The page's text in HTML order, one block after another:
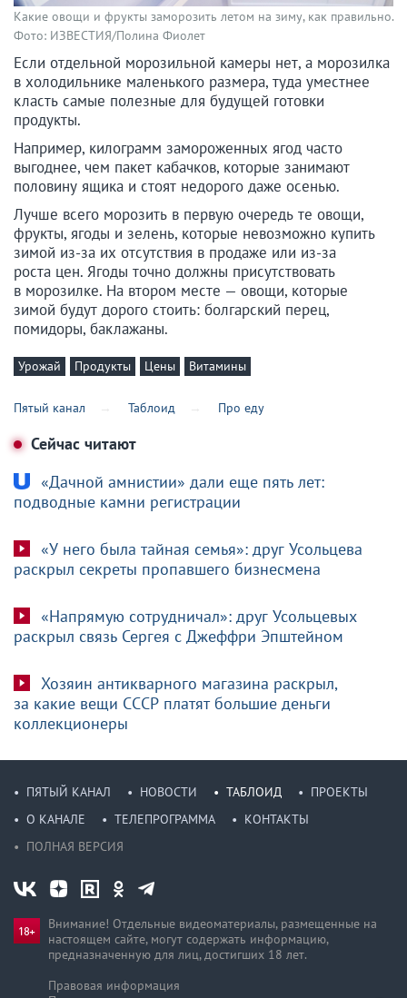
Какие овощи и фрукты заморозить летом на зиму, как правильно.
Фото: ИЗВЕСТИЯ/Полина Фиолет
Если отдельной морозильной камеры нет, а морозилка
в холодильнике маленького размера, туда уместнее
класть самые полезные для будущей готовки
продукты.
Например, килограмм замороженных ягод часто
выгоднее, чем пакет кабачков, которые занимают
половину ящика и стоят недорого даже осенью.
Лучше всего морозить в первую очередь те овощи,
фрукты, ягоды и зелень, которые невозможно купить
зимой из-за их отсутствия в продаже или из-за
роста цен. Ягоды точно должны присутствовать
в морозилке. На втором месте — овощи, которые
зимой будут дорого стоить: болгарский перец,
помидоры, баклажаны.
Урожай Продукты Цены Витамины
Пятый канал Таблоид Про еду
Сейчас читают
«Дачной амнистии» дали еще пять лет:
подводные камни регистрации
«У него была тайная семья»: друг Усольцева
раскрыл секреты пропавшего бизнесмена
«Напрямую сотрудничал»: друг Усольцевых
раскрыл связь Сергея с Джеффри Эпштейном
Хозяин антикварного магазина раскрыл,
за какие вещи СССР платят большие деньги
коллекционеры
ПЯТЫЙ КАНАЛ НОВОСТИ ТАБЛОИД
ПРОЕКТЫ
О КАНАЛЕ
ТЕЛЕПРОГРАММА
КОНТАКТЫ
ПОЛНАЯ ВЕРСИЯ
Внимание! Отдельные видеоматериалы, размещенные на
настоящем сайте, могут содержать информацию,
предназначен­ную для лиц, достигших 18 лет.
Правовая информация